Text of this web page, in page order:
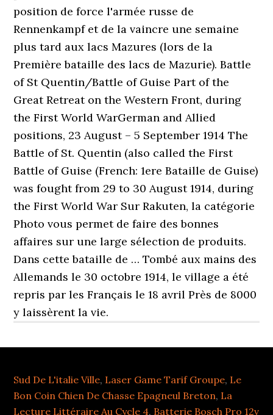
position de force l'armée russe de
Rennenkampf et de la vaincre une semaine
plus tard aux lacs Mazures (lors de la
Première bataille des lacs de Mazurie). Battle
of St Quentin/Battle of Guise Part of the
Great Retreat on the Western Front, during
the First World WarGerman and Allied
positions, 23 August – 5 September 1914 The
Battle of St. Quentin (also called the First
Battle of Guise (French: 1ere Bataille de Guise)
was fought from 29 to 30 August 1914, during
the First World War Sur Rakuten, la catégorie
Photo vous permet de faire des bonnes
affaires sur une large sélection de produits.
Dans cette bataille de … Tombé aux mains des
Allemands le 30 octobre 1914, le village a été
repris par les Français le 18 avril Près de 8000
y laissèrent la vie.
Sud De L'italie Ville, Laser Game Tarif Groupe, Le
Bon Coin Chien De Chasse Epagneul Breton, La
Lecture Littéraire Au Cycle 4, Batterie Bosch Pro 12v